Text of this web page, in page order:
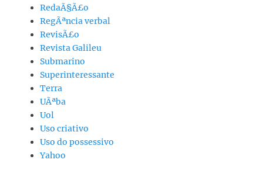
RedaÃ§Ã£o
RegÃªncia verbal
RevisÃ£o
Revista Galileu
Submarino
Superinteressante
Terra
UÃªba
Uol
Uso criativo
Uso do possessivo
Yahoo